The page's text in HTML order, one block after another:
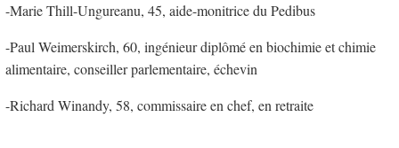
-Marie Thill-Ungureanu, 45, aide-monitrice du Pedibus
-Paul Weimerskirch, 60, ingénieur diplômé en biochimie et chimie
alimentaire, conseiller parlementaire, échevin
-Richard Winandy, 58, commissaire en chef, en retraite